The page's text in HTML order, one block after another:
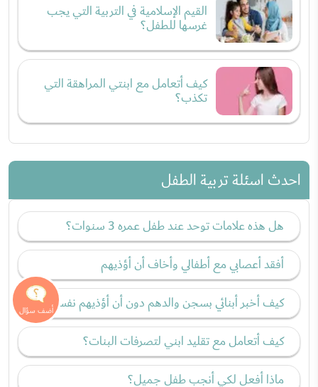
القيم الإسلامية في التربية التي يجب
غرسها للطفل؟
كيف أتعامل مع ابنتي المراهقة التي
تكذب؟
احدث اسئلة تربية الطفل
هل هذه علامات توحد عند طفل عمره 3 سنوات؟
أفقد أعصابي مع أطفالي وأخاف أن أؤذيهم
كيف أخبر أبنائي بسجن والدهم دون أن أؤذيهم نفسيًا؟
كيف أتعامل مع تقليد ابني لتصرفات البنات؟
ماذا أفعل لكي أنجب طفل جميل؟